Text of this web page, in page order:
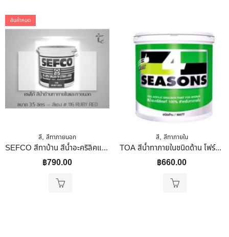
สินค้าหมด
สี, สีทาภายนอก
SEFCO สีทาบ้าน สีน้ำอะคริลิคแท้ 100% แม่สี เเดง เบอร์ 116 ใช้สำหรับทาภายนอกและภายใน 3.5 ลิตร
฿790.00
สี, สีทาภายใน
TOA สีน้ำทาภายในชนิดด้าน โฟร์ซีซั่น 0.9 ลิตร
฿660.00